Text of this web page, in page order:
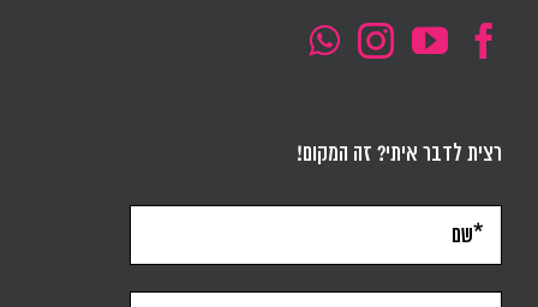
רצית לדבר איתי? זה המקום!